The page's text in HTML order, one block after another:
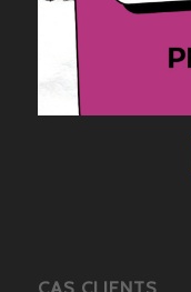
CAS CLIENTS